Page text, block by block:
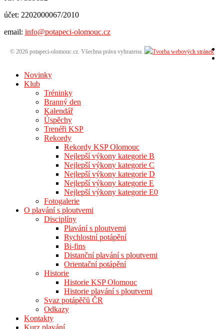
účet: 2202000067/2010
email: info@potapeci-olomouc.cz
© 2026 potapeci-olomouc.cz. Všechna práva vyhrazena.
Novinky
Klub
Tréninky
Branný den
Kalendář
Úspěchy
Trenéři KSP
Rekordy
Rekordy KSP Olomouc
Nejlepší výkony kategorie B
Nejlepší výkony kategorie C
Nejlepší výkony kategorie D
Nejlepší výkony kategorie E
Nejlepší výkony kategorie E0
Fotogalerie
O plavání s ploutvemi
Disciplíny
Plavání s ploutvemi
Rychlostní potápění
Bi-fins
Distanční plavání s ploutvemi
Orientační potápění
Historie
Historie KSP Olomouc
Historie plavání s ploutvemi
Svaz potápěčů ČR
Odkazy
Kontakty
Kurz plavání